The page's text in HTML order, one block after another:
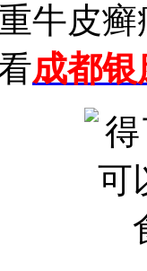
牛皮
成都